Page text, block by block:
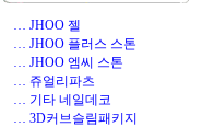
… JHOO 젤
… JHOO 플러스 스톤
… JHOO 엠씨 스톤
… 쥬얼리파츠
… 기타 네일데코
… 3D커브슬림패키지